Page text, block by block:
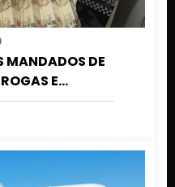
MANDADOS DE
E
EM CUIABÁ